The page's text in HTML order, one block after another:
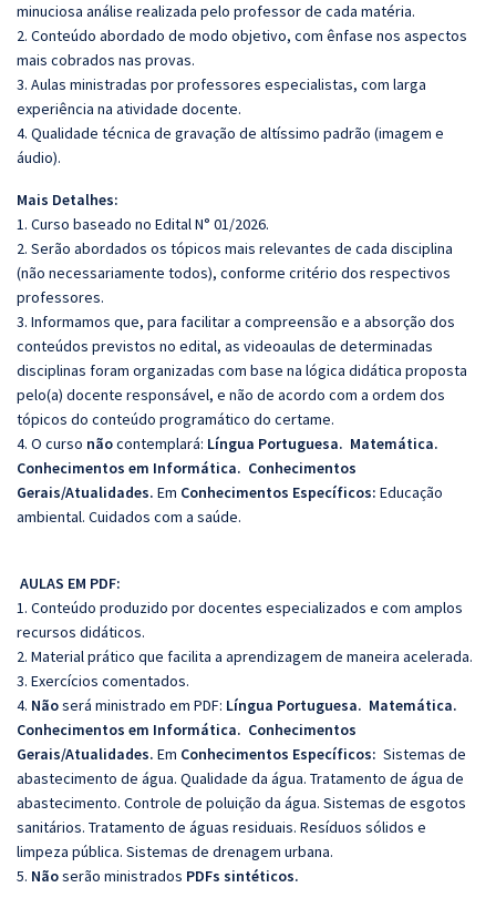
minuciosa análise realizada pelo professor de cada matéria.
2. Conteúdo abordado de modo objetivo, com ênfase nos aspectos
mais cobrados nas provas.
3. Aulas ministradas por professores especialistas, com larga
experiência na atividade docente.
4. Qualidade técnica de gravação de altíssimo padrão (imagem e
áudio).
Mais Detalhes:
1. Curso baseado no Edital N° 01/2026.
2. Serão abordados os tópicos mais relevantes de cada disciplina
(não necessariamente todos), conforme critério dos respectivos
professores.
3. Informamos que, para facilitar a compreensão e a absorção dos
conteúdos previstos no edital, as videoaulas de determinadas
disciplinas foram organizadas com base na lógica didática proposta
pelo(a) docente responsável, e não de acordo com a ordem dos
tópicos do conteúdo programático do certame.
4. O curso nãocontemplará: Língua Portuguesa. Matemática.
Conhecimentos em Informática. Conhecimentos
Gerais/Atualidades. Em Conhecimentos Específicos: Educação
ambiental. Cuidados com a saúde.
AULAS EM PDF:
1. Conteúdo produzido por docentes especializados e com amplos
recursos didáticos.
2. Material prático que facilita a aprendizagem de maneira acelerada.
3. Exercícios comentados.
4. Nãoserá ministrado em PDF: Língua Portuguesa. Matemática.
Conhecimentos em Informática. Conhecimentos
Gerais/Atualidades. Em Conhecimentos Específicos: Sistemas de
abastecimento de água. Qualidade da água. Tratamento de água de
abastecimento. Controle de poluição da água. Sistemas de esgotos
sanitários. Tratamento de águas residuais. Resíduos sólidos e
limpeza pública. Sistemas de drenagem urbana.
5. Nãoserão ministrados PDFs sintéticos.